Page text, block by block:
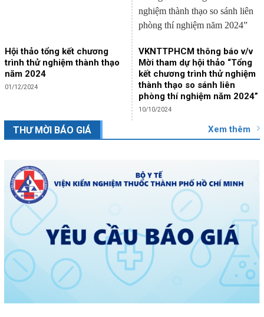
Hội thảo tổng kết chương
trình thử nghiệm thành thạo
năm 2024
01/12/2024
VKNTTPHCM thông báo v/v
Mời tham dự hội thảo “Tổng
kết chương trình thử nghiệm
thành thạo so sánh liên
phòng thí nghiệm năm 2024”
10/10/2024
THƯ MỜI BÁO GIÁ Xem thêm